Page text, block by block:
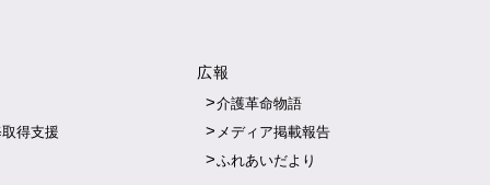
得支援
広報
介護革命物語
メディア掲載報告
ふれあいだより